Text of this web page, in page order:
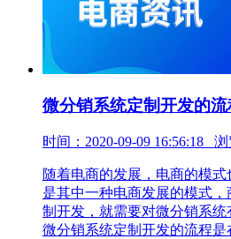
微分销系统定制开发的
时间：2020-09-09 16:56:18
随着电商的发展，电商的模
是其中一种电商发展的模式
制开发，就需要对微分销系
微分销系统定制开发的流程是